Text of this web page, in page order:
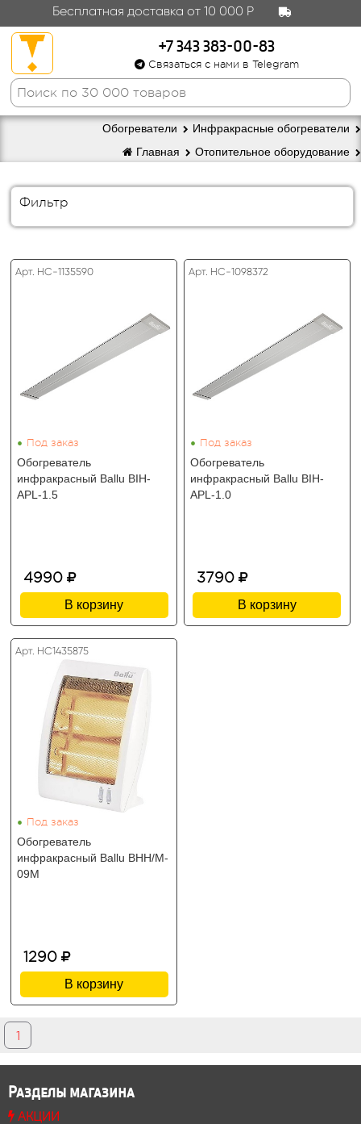
Бесплатная доставка от 10 000 Р
+7 343 383-00-83
Связаться с нами в Telegram
Инфракрасные обогреватели
Обогреватели
Отопительное оборудование
Главная
Фильтр
Арт. HC-1135590
• Под заказ
Обогреватель
инфракрасный Ballu BIH-
APL-1.5
4990
В корзину
Арт. HC-1098372
• Под заказ
Обогреватель
инфракрасный Ballu BIH-
APL-1.0
3790
В корзину
Арт. HC1435875
• Под заказ
Обогреватель
инфракрасный Ballu BHH/M-
09M
1290
В корзину
1
Разделы магазина
АКЦИИ